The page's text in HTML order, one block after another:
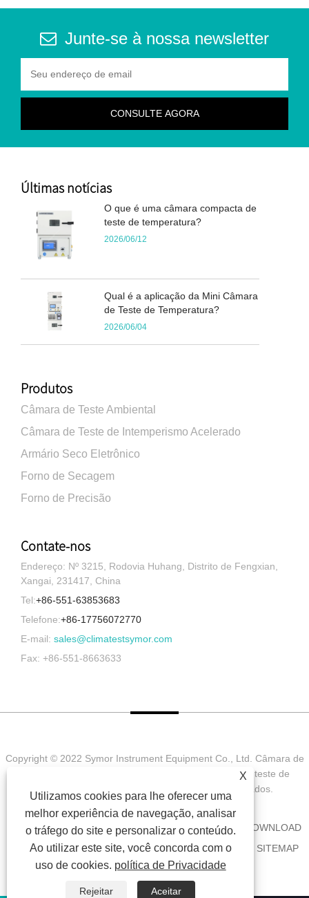
Junte-se à nossa newsletter
Últimas notícias
O que é uma câmara compacta de
teste de temperatura?
2026/06/12
Qual é a aplicação da Mini Câmara
de Teste de Temperatura?
2026/06/04
Produtos
Câmara de Teste Ambiental
Câmara de Teste de Intemperismo Acelerado
Armário Seco Eletrônico
Forno de Secagem
Forno de Precisão
Contate-nos
Endereço: Nº 3215, Rodovia Huhang, Distrito de Fengxian,
Xangai, 231417, China
Tel:+86-551-63853683
Telefone:+86-17756072770
E-mail: sales@climatestsymor.com
Fax: +86-551-8663633
Copyright © 2022 Symor Instrument Equipment Co., Ltd. Câmara de
teste ambiental, gabinete seco eletrônico, câmara de teste de
intemperismo acelerado Todos os direitos reservados.
CASA SOBRE NÓS PRODUTOS NOTÍCIA
DOWNLOAD
ENVIAR CONSULTA
CONTATE-NOS LINKS
SITEMAP
RSS
XML PRIVACY POLICY
X
Utilizamos cookies para lhe oferecer uma
melhor experiência de navegação, analisar
o tráfego do site e personalizar o conteúdo.
Ao utilizar este site, você concorda com o
uso de cookies. política de Privacidade
Rejeitar Aceitar